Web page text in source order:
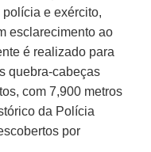
e exército,
esclarecimento ao
é realizado para
quebra-cabeças
com 7,900 metros
da Polícia
por